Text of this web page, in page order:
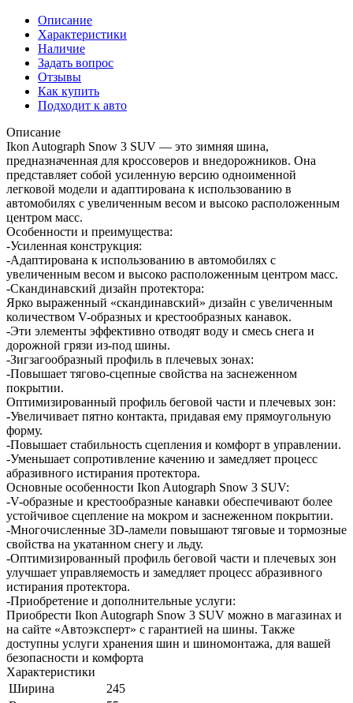
Описание
Характеристики
Наличие
Задать вопрос
Отзывы
Как купить
Подходит к авто
Описание
Ikon Autograph Snow 3 SUV — это зимняя шина,
предназначенная для кроссоверов и внедорожников. Она
представляет собой усиленную версию одноименной
легковой модели и адаптирована к использованию в
автомобилях с увеличенным весом и высоко расположенным
центром масс.
Особенности и преимущества:
-Усиленная конструкция:
-Адаптирована к использованию в автомобилях с
увеличенным весом и высоко расположенным центром масс.
-Скандинавский дизайн протектора:
Ярко выраженный «скандинавский» дизайн с увеличенным
количеством V-образных и крестообразных канавок.
-Эти элементы эффективно отводят воду и смесь снега и
дорожной грязи из-под шины.
-Зигзагообразный профиль в плечевых зонах:
-Повышает тягово-сцепные свойства на заснеженном
покрытии.
Оптимизированный профиль беговой части и плечевых зон:
-Увеличивает пятно контакта, придавая ему прямоугольную
форму.
-Повышает стабильность сцепления и комфорт в управлении.
-Уменьшает сопротивление качению и замедляет процесс
абразивного истирания протектора.
Основные особенности Ikon Autograph Snow 3 SUV:
-V-образные и крестообразные канавки обеспечивают более
устойчивое сцепление на мокром и заснеженном покрытии.
-Многочисленные 3D-ламели повышают тяговые и тормозные
свойства на укатанном снегу и льду.
-Оптимизированный профиль беговой части и плечевых зон
улучшает управляемость и замедляет процесс абразивного
истирания протектора.
-Приобретение и дополнительные услуги:
Приобрести Ikon Autograph Snow 3 SUV можно в магазинах и
на сайте «Автоэксперт» с гарантией на шины. Также
доступны услуги хранения шин и шиномонтажа, для вашей
безопасности и комфорта
Характеристики
Ширина
245